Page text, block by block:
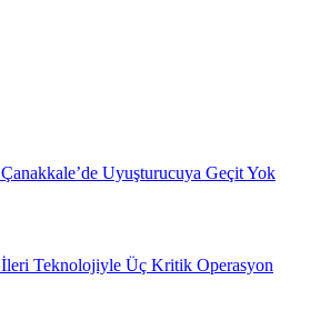
Çanakkale’de Uyuşturucuya Geçit Yok
İleri Teknolojiyle Üç Kritik Operasyon